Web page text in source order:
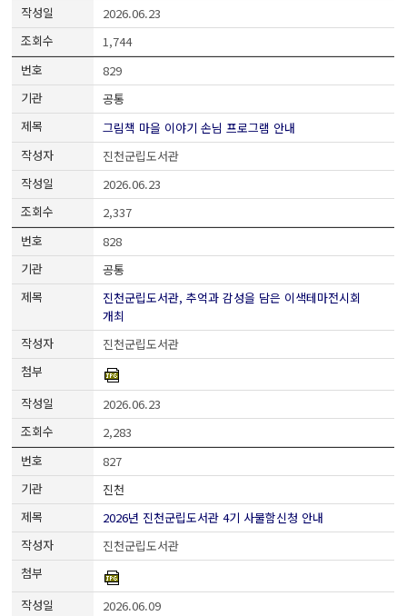
2026.06.23
1,744
829
공통
그림책 마을 이야기 손님 프로그램 안내
진천군립도서관
2026.06.23
2,337
828
공통
진천군립도서관, 추억과 감성을 담은 이색테마전시회
개최
진천군립도서관
2026.06.23
2,283
827
진천
2026년 진천군립도서관 4기 사물함신청 안내
진천군립도서관
2026.06.09